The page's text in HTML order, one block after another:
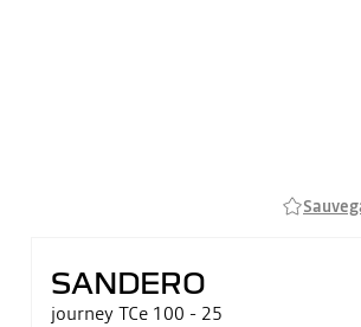
SANDERO
journey TCe 100 - 25